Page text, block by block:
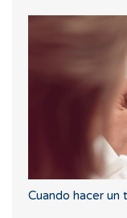
Cuando hacer un